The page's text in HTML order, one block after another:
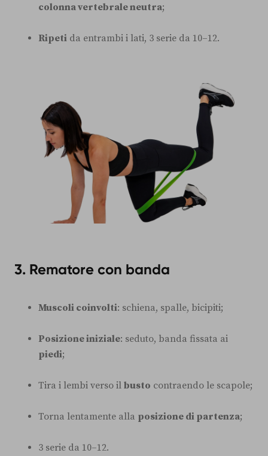
colonna vertebrale neutra;
Ripeti da entrambi i lati, 3 serie da 10–12.
3. Rematore con banda
Muscoli coinvolti: schiena, spalle, bicipiti;
Posizione iniziale: seduto, banda fissata ai
piedi;
Tira i lembi verso il busto contraendo le scapole;
Torna lentamente alla posizione di partenza;
3 serie da 10–12.